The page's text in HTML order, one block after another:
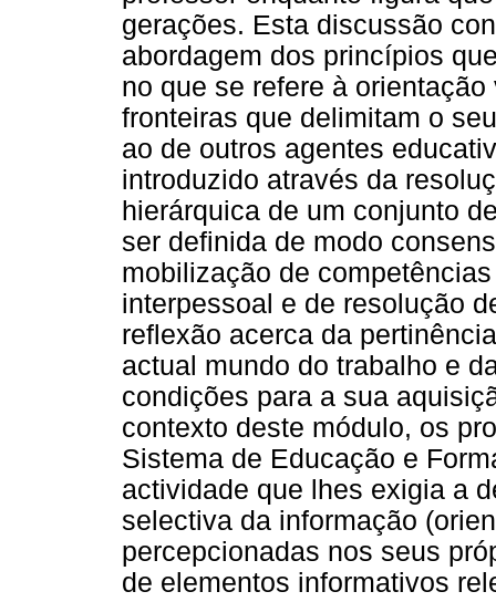
gerações. Esta discussão
abordagem dos princípios
no que se refere à
fronteiras que delimitam o
ao de outros agentes
introduzido através da
hierárquica de um conjunto
ser definida de modo
mobilização de
interpessoal e de resolução
reflexão acerca da
actual mundo do trabalho e
condições para a sua
contexto deste módulo, os
Sistema de Educação e
actividade que lhes exigia a
selectiva da informação
percepcionadas nos seus
de elementos informativos